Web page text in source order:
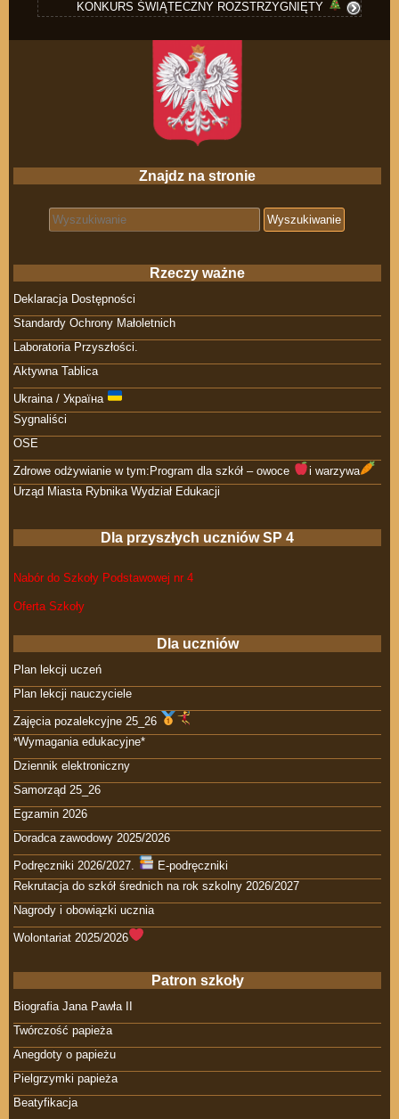
KONKURS ŚWIĄTECZNY ROZSTRZYGNIĘTY
Znajdz na stronie
Search for:
Rzeczy ważne
Deklaracja Dostępności
Standardy Ochrony Małoletnich
Laboratoria Przyszłości.
Aktywna Tablica
Ukraina / Україна
Sygnaliści
OSE
Zdrowe odżywianie w tym:Program dla szkół – owoce
i warzywa
Urząd Miasta Rybnika Wydział Edukacji
Dla przyszłych uczniów SP 4
Nabór do Szkoły Podstawowej nr 4
Oferta Szkoły
Dla uczniów
Plan lekcji uczeń
Plan lekcji nauczyciele
Zajęcia pozalekcyjne 25_26
*Wymagania edukacyjne*
Dziennik elektroniczny
Samorząd 25_26
Egzamin 2026
Doradca zawodowy 2025/2026
Podręczniki 2026/2027.
E-podręczniki
Rekrutacja do szkół średnich na rok szkolny 2026/2027
Nagrody i obowiązki ucznia
Wolontariat 2025/2026
Patron szkoły
Biografia Jana Pawła II
Twórczość papieża
Anegdoty o papieżu
Pielgrzymki papieża
Beatyfikacja